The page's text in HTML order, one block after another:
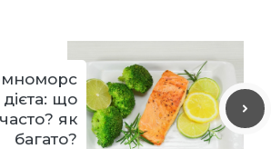
дієта: що
як
багато?